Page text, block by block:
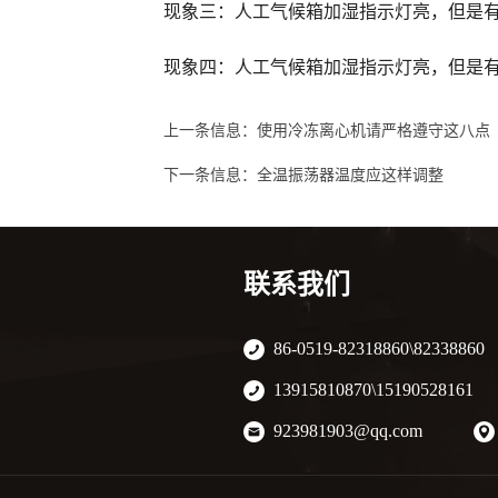
现象三：人工气候箱加湿指示灯亮，但是
现象四：人工气候箱加湿指示灯亮，但是
上一条信息： 使用冷冻离心机请严格遵守这八点
下一条信息： 全温振荡器温度应这样调整
联系我们
86-0519-82318860\82338860
13915810870\15190528161
923981903@qq.com